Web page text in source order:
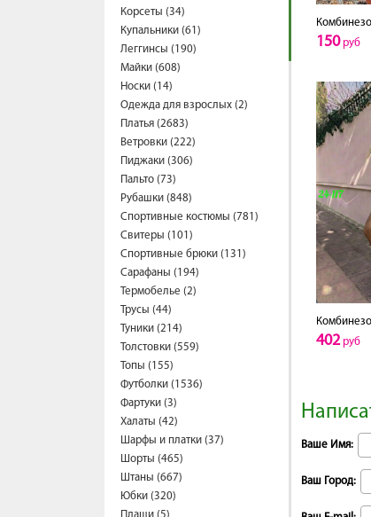
Корсеты (34)
Купальники (61)
Леггинсы (190)
Майки (608)
Носки (14)
Одежда для взрослых (2)
Платья (2683)
Ветровки (222)
Пиджаки (306)
Пальто (73)
Рубашки (848)
Спортивные костюмы (781)
Свитеры (101)
Спортивные брюки (131)
Сарафаны (194)
Термобелье (2)
Трусы (44)
Туники (214)
Толстовки (559)
Топы (155)
Футболки (1536)
Фартуки (3)
Халаты (42)
Шарфы и платки (37)
Шорты (465)
Штаны (667)
Юбки (320)
150руб
402руб
Ваше Имя:
Ваш Город: